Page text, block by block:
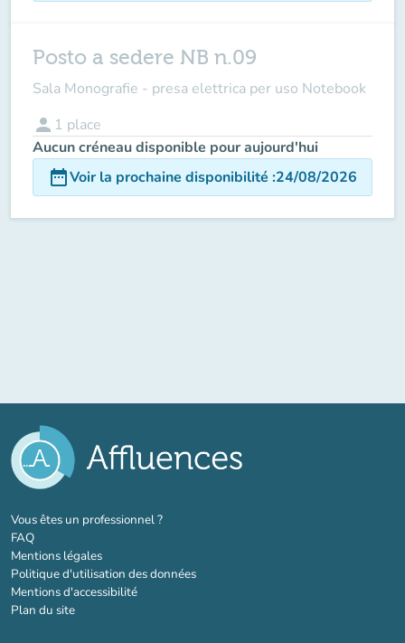
Posto a sedere NB n.09
Sala Monografie - presa elettrica per uso Notebook
person 1 place
Aucun créneau disponible pour aujourd'hui
date_rangeVoir la prochaine disponibilité :24/08/2026
Vous êtes un professionnel ?(nouvel onglet)
FAQ
Mentions légales
Politique d'utilisation des données
Mentions d'accessibilité
Plan du site